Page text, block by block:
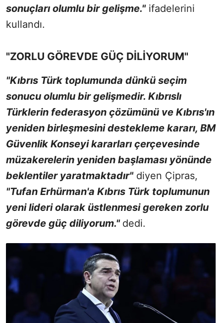
sonuçları olumlu bir gelişme."ifadelerini
kullandı.
"ZORLU GÖREVDE GÜÇ DİLİYORUM"
"Kıbrıs Türk toplumunda dünkü seçim
sonucu olumlu bir gelişmedir. Kıbrıslı
Türklerin federasyon çözümünü ve Kıbrıs'ın
yeniden birleşmesini destekleme kararı, BM
Güvenlik Konseyi kararları çerçevesinde
müzakerelerin yeniden başlaması yönünde
beklentiler yaratmaktadır"diyen Çipras,
"Tufan Erhürman'a Kıbrıs Türk toplumunun
yeni lideri olarak üstlenmesi gereken zorlu
görevde güç diliyorum." dedi.